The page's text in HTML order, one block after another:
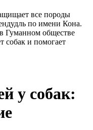
все породы
по имени Кона.
Гуманном обществе
собак и помогает
у собак: